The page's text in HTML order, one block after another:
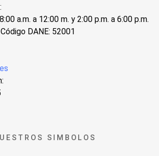
a.m. a 12:00 m. y 2:00 p.m. a 6:00 p.m.
DANE: 52001
SIMBOLOS